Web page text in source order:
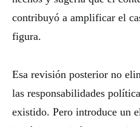
contribuyó a amplificar el
figura.
Esa revisión posterior no
las responsabilidades
existido. Pero introduce un